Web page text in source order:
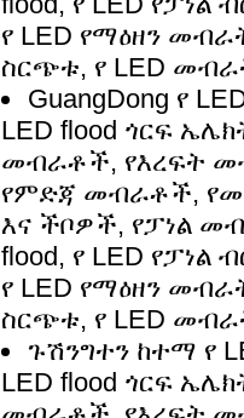
የ LED የማዕዘን
ስርጭቱ, የ LED
GuangDong የ
LED flood ጎርፍ
መብራቶች, የእረፍት
የምድጃ መብራቶች,
እና ችቦዎች, የፓነል
flood, የ LED የፓነል
የ LED የማዕዘን
ስርጭቱ, የ LED
ጉሽንግተን ከተማ የ
LED flood ጎርፍ